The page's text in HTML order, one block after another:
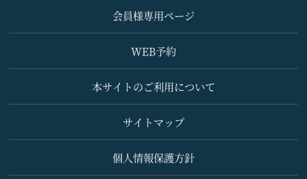
会員様専用ページ
WEB予約
本サイトのご利用について
サイトマップ
個人情報保護方針